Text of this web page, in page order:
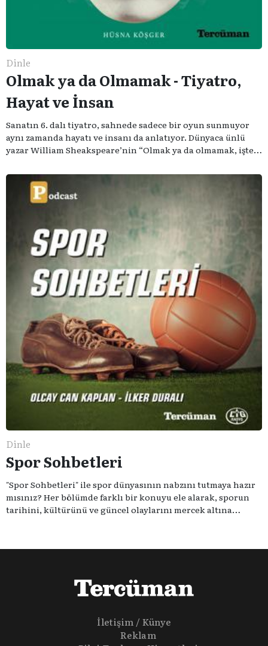
Dinle
Olmak ya da Olmamak - Tiyatro,
Hayat ve İnsan
Sanatın 6. dalı tiyatro, sahnede sadece bir oyun sunmuyor
aynı zamanda hayatı ve insanı da anlatıyor. Dünyaca ünlü
yazar William Sheakspeare’nin “Olmak ya da olmamak, işte
serimizde; tiyatroyu, alanının uzman isimleriyle
konuşuyoruz..
Dinle
Spor Sohbetleri
"Spor Sohbetleri" ile spor dünyasının nabzını tutmaya hazır
mısınız? Her bölümde farklı bir konuyu ele alarak, sporun
tarihini, kültürünü ve güncel olaylarını mercek altına
olmadığına inananlardansanız "Spor Sohbetleri" tam size
İletişim / Künye
Reklam